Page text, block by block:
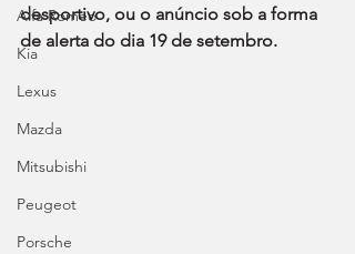
Alfa Romeo
Kia
Lexus
Mazda
Mitsubishi
Peugeot
Porsche
desportivo, ou o anúncio sob a forma
de alerta do dia 19 de setembro.